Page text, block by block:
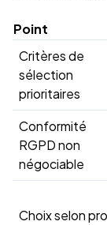
Point
Critères de
sélection
prioritaires
Conformité
RGPD non
négociable
Choix selon